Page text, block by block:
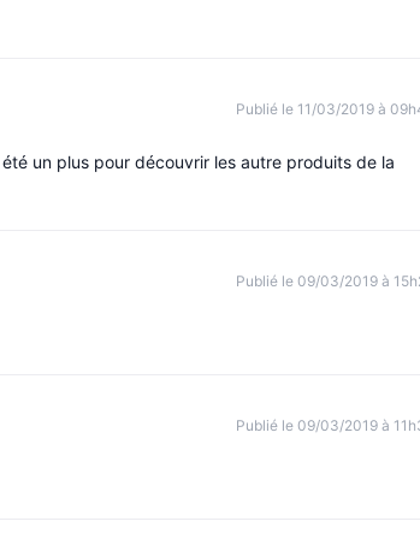
Publié le 11/03/2019 à
un plus pour découvrir les autre produits de la
Publié le 09/03/2019 à
Publié le 09/03/2019 à